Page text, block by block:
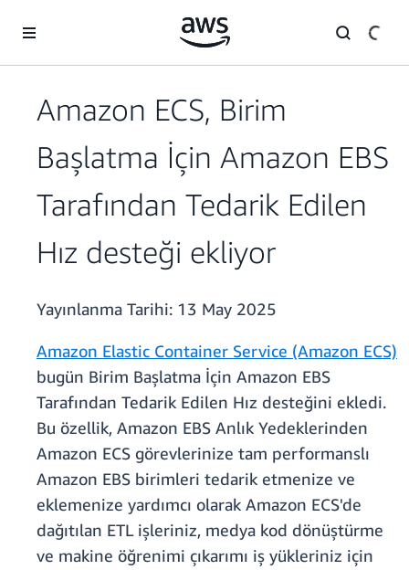
Amazon ECS, Birim
Başlatma İçin Amazon EBS
Tarafından Tedarik Edilen
Hız desteği ekliyor
Yayınlanma Tarihi: 13 May 2025
Amazon Elastic Container Service (Amazon ECS)
bugün Birim Başlatma İçin Amazon EBS
Tarafından Tedarik Edilen Hız desteğini ekledi.
Bu özellik, Amazon EBS Anlık Yedeklerinden
Amazon ECS görevlerinize tam performanslı
Amazon EBS birimleri tedarik etmenize ve
eklemenize yardımcı olarak Amazon ECS'de
dağıtılan ETL işleriniz, medya kod dönüştürme
ve makine öğrenimi çıkarımı iş yükleriniz için